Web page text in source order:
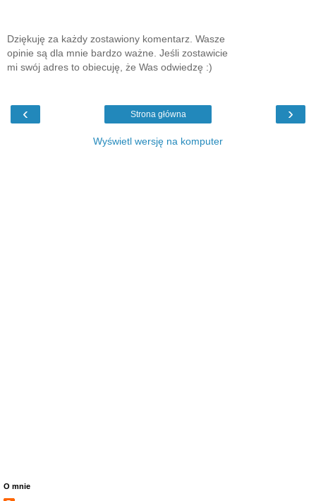
Dziękuję za każdy zostawiony komentarz. Wasze
opinie są dla mnie bardzo ważne. Jeśli zostawicie
mi swój adres to obiecuję, że Was odwiedzę :)
‹ ›
Strona główna
Wyświetl wersję na komputer
O mnie